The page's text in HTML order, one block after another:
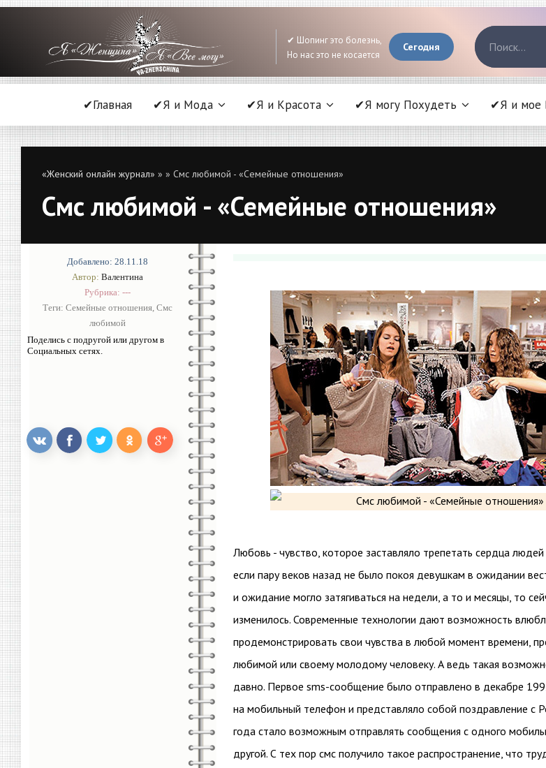
✔ Шопинг это болезнь,
Но нас это не косается
Сегодня
✔Главная ✔Я и Мода ✔Я и Красота ✔Я могу Похудеть ✔Я и мое
«Женский онлайн журнал» » » Смс любимой - «Семейные отношения»
Смс любимой - «Семейные отношения»
Добавлено: 28.11.18
Автор: Валентина
Рубрика: ---
Теги: Семейные отношения, Смс
любимой
Поделись с подругой или другом в
Социальных сетях.
Любовь - чувство, которое заставляло трепетать сердца
если пару веков назад не было покоя девушкам в ожидании
и ожидание могло затягиваться на недели, а то и месяцы, то
изменилось. Современные технологии дают возможность
продемонстрировать свои чувства в любой момент времени,
любимой или своему молодому человеку. А ведь такая
давно. Первое sms-сообщение было отправлено в декабре
на мобильный телефон и представляло собой поздравление с
года стало возможным отправлять сообщения с одного
другой. С тех пор смс получило такое распространение, что